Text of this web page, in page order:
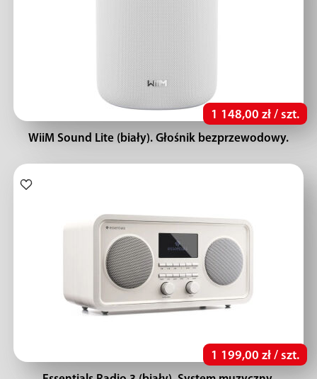
1 148,00 zł / szt.
WiiM Sound Lite (biały). Głośnik bezprzewodowy.
1 199,00 zł / szt.